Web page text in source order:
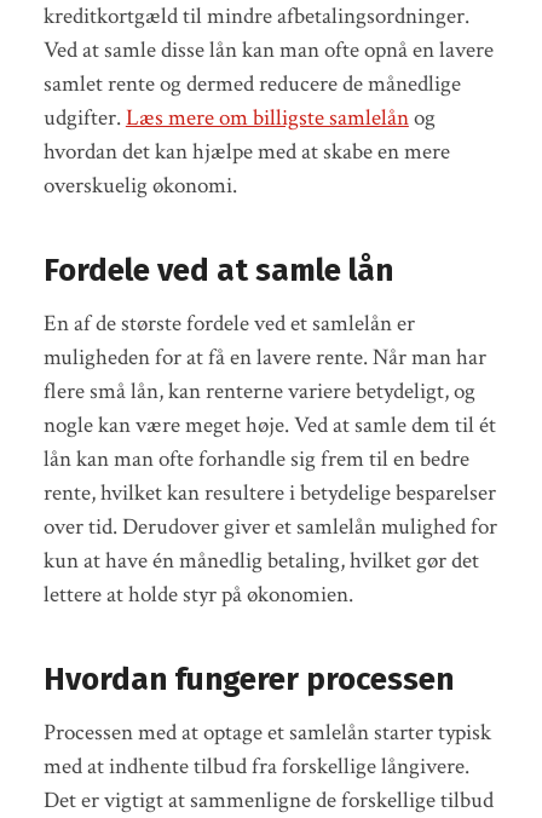
kreditkortgæld til mindre afbetalingsordninger.
Ved at samle disse lån kan man ofte opnå en lavere
samlet rente og dermed reducere de månedlige
udgifter.Læs mere om billigste samlelånog
hvordan det kan hjælpe med at skabe en mere
overskuelig økonomi.
Fordele ved at samle lån
En af de største fordele ved et samlelån er
muligheden for at få en lavere rente. Når man har
flere små lån, kan renterne variere betydeligt, og
nogle kan være meget høje. Ved at samle dem til ét
lån kan man ofte forhandle sig frem til en bedre
rente, hvilket kan resultere i betydelige besparelser
over tid. Derudover giver et samlelån mulighed for
kun at have én månedlig betaling, hvilket gør det
lettere at holde styr på økonomien.
Hvordan fungerer processen
Processen med at optage et samlelån starter typisk
med at indhente tilbud fra forskellige långivere.
Det er vigtigt at sammenligne de forskellige tilbud